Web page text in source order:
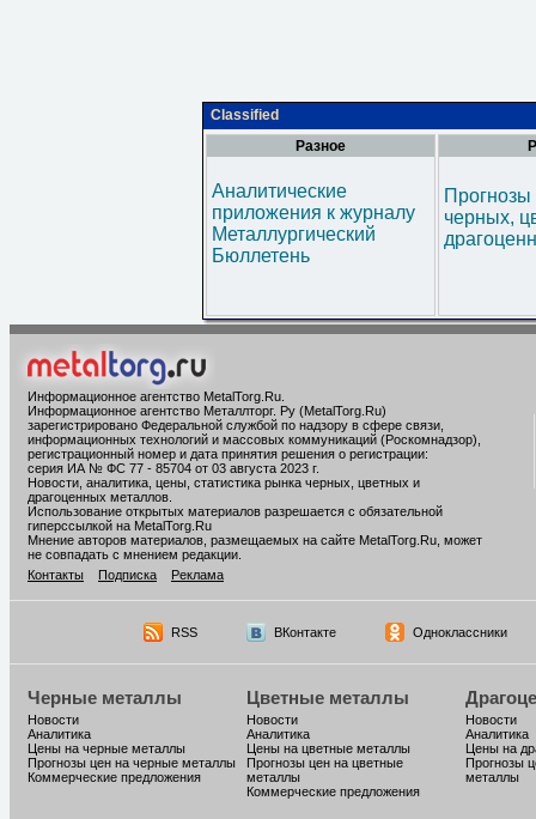
Classified
Разное
Аналитические
приложения к журналу
Металлургический
Бюллетень
черных,
Информационное агентство MetalTorg.Ru
Информационное агентство Металлторг. Ру (MetalTorg.Ru)
зарегистрировано Федеральной службой по надзору в сфере связи,
информационных технологий и массовых коммуникаций (Роскомнадзор),
регистрационный номер и дата принятия решения о регистрации:
серия ИА № ФС 77 - 85704 от 03 августа 2023 г.
Новости, аналитика, цены, статистика рынка черных, цветных и
драгоценных металлов.
Использование открытых материалов разрешается с обязательной
гиперссылкой на MetalTorg.Ru
Мнение авторов материалов, размещаемых на сайте MetalTorg.Ru, может
не совпадать с мнением редакции.
Контакты
Подписка Реклама
RSS ВКонтакте Одноклассники
Черные металлы
Новости
Аналитика
Цены на черные металлы
Прогнозы цен на черные металлы
Коммерческие предложения
Цветные металлы
Новости
Аналитика
Цены на цветные металлы
Прогнозы цен на цветные
металлы
Коммерческие предложения
Новости
Аналитика
Цены на
Прогнозы
металлы